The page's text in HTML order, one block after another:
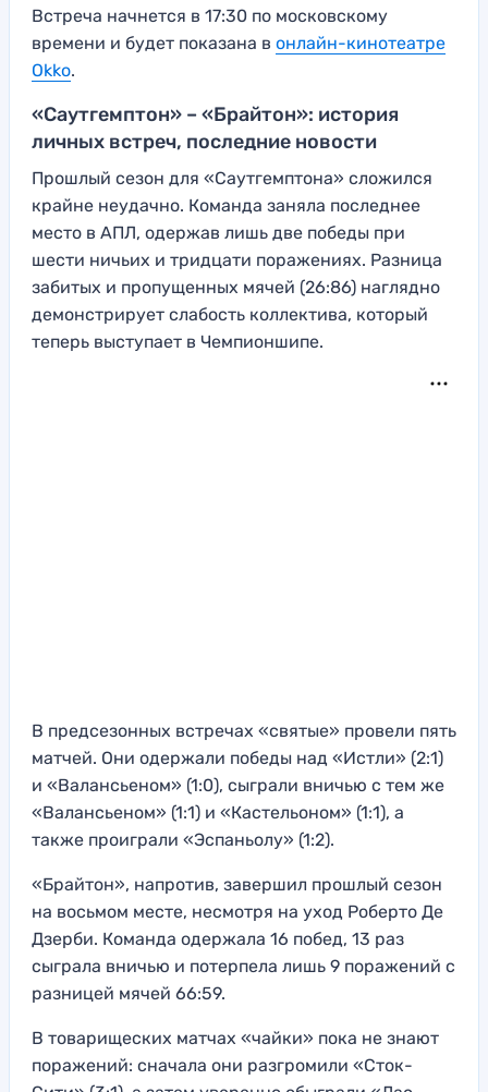
Встреча начнется в 17:30 по московскому
времени и будет показана в онлайн-кинотеатре
Okko.
«Саутгемптон» – «Брайтон»: история
личных встреч, последние новости
Прошлый сезон для «Саутгемптона» сложился
крайне неудачно. Команда заняла последнее
место в АПЛ, одержав лишь две победы при
шести ничьих и тридцати поражениях. Разница
забитых и пропущенных мячей (26:86) наглядно
демонстрирует слабость коллектива, который
теперь выступает в Чемпионшипе.
В предсезонных встречах «святые» провели пять
матчей. Они одержали победы над «Истли» (2:1)
и «Валансьеном» (1:0), сыграли вничью с тем же
«Валансьеном» (1:1) и «Кастельоном» (1:1), а
также проиграли «Эспаньолу» (1:2).
«Брайтон», напротив, завершил прошлый сезон
на восьмом месте, несмотря на уход Роберто Де
Дзерби. Команда одержала 16 побед, 13 раз
сыграла вничью и потерпела лишь 9 поражений с
разницей мячей 66:59.
В товарищеских матчах «чайки» пока не знают
поражений: сначала они разгромили «Сток-